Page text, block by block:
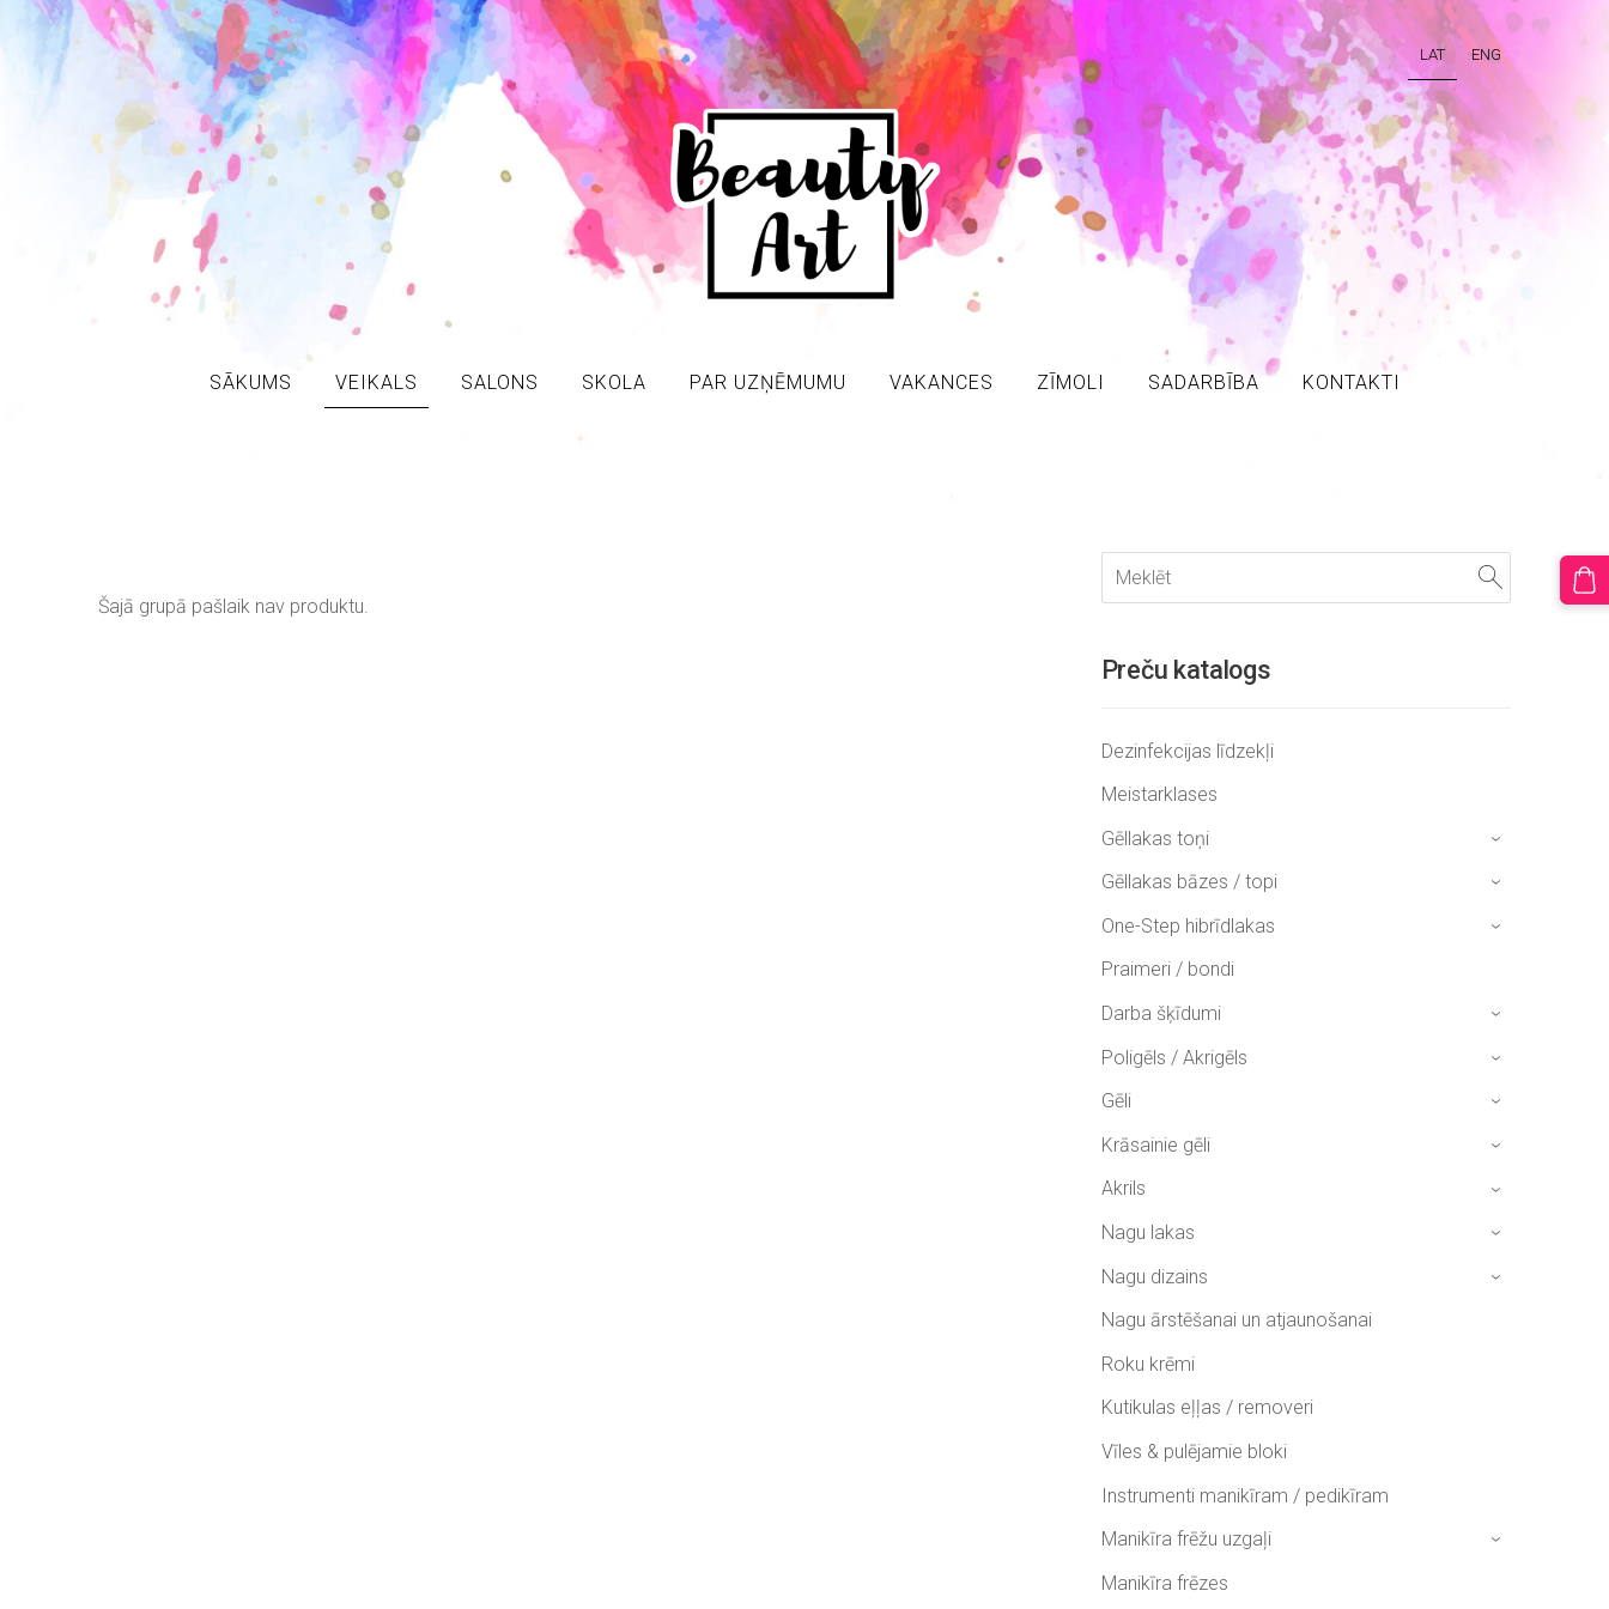
LAT ENG
SĀKUMS VEIKALS SALONS SKOLA PAR UZŅĒMUMU VAKANCES ZĪMOLI SADARBĪBA KONTAKTI
Preču katalogs
Dezinfekcijas līdzekļi
Meistarklases
Gēllakas toņi
›
Gēllakas bāzes / topi ›
One-Step hibrīdlakas ›
Praimeri / bondi
Darba šķīdumi
›
Poligēls / Akrigēls ›
Gēli ›
Krāsainie gēli ›
Akrils ›
Nagu lakas ›
Nagu dizains ›
Nagu ārstēšanai un atjaunošanai
Roku krēmi
Kutikulas eļļas / removeri
Vīles & pulējamie bloki
Instrumenti manikīram / pedikīram
Manikīra frēžu uzgaļi
›
Manikīra frēzes
Šajā grupā pašlaik nav produktu.